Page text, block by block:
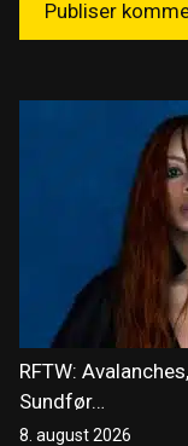
RFTW:
Sundfør…
8. august 2026